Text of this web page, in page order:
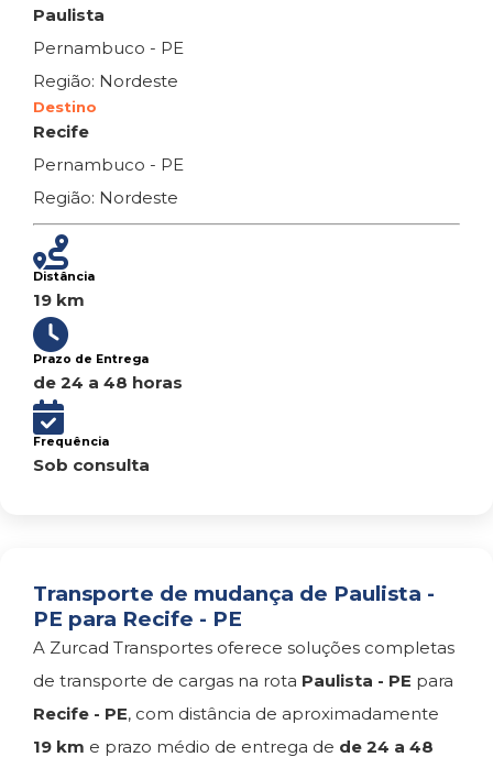
Paulista
Pernambuco - PE
Região: Nordeste
Destino
Recife
Pernambuco - PE
Região: Nordeste
Distância
19 km
Prazo de Entrega
de 24 a 48 horas
Frequência
Sob consulta
Transporte de mudança de Paulista -
PE para Recife - PE
A Zurcad Transportes oferece soluções completas
de transporte de cargas na rota Paulista - PE para
Recife - PE, com distância de aproximadamente
19 km e prazo médio de entrega de de 24 a 48